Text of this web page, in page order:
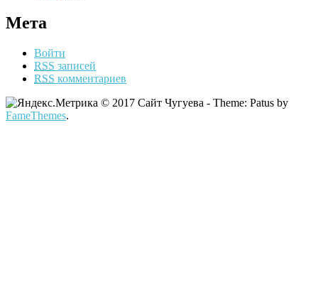
Мета
Войти
RSS записей
RSS комментариев
© 2017 Сайт Чугуева - Theme: Patus by
FameThemes.